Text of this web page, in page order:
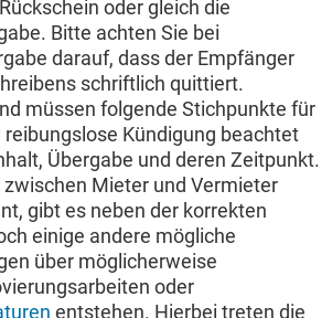
oder gleich die
Bitte achten Sie bei
darauf, dass der Empfänger
schriftlich quittiert.
müssen folgende Stichpunkte für
Kündigung beachtet
Übergabe und deren Zeitpunkt.
Mieter und Vermieter
gibt es neben der korrekten
einige andere mögliche
über möglicherweise
oder
entstehen. Hierbei treten die